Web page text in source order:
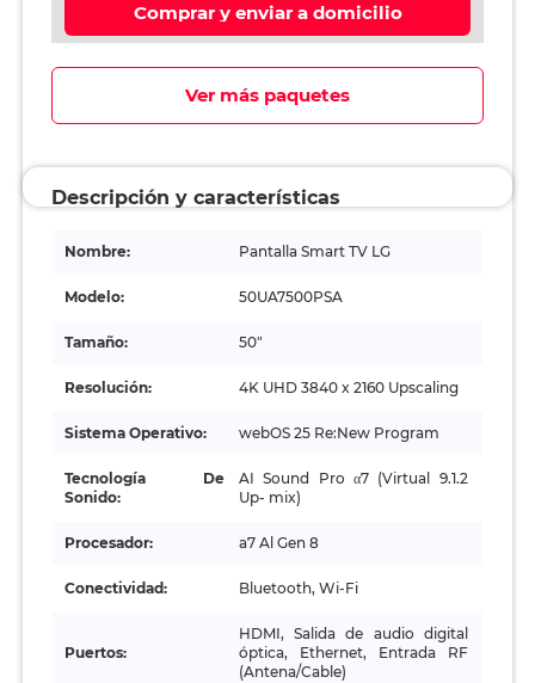
Comprar y enviar a domicilio
Ver más paquetes
Descripción y características
Nombre: Pantalla Smart TV LG
Modelo: 50UA7500PSA
Tamaño: 50"
Resolución: 4K UHD 3840 x 2160 Upscaling
Sistema Operativo: webOS 25 Re:New Program
Tecnología De
Sonido:
AI Sound Pro α7 (Virtual 9.1.2
Up- mix)
Procesador: a7 Al Gen 8
Conectividad: Bluetooth, Wi-Fi
Puertos:
HDMI, Salida de audio digital
óptica, Ethernet, Entrada RF
(Antena/Cable)